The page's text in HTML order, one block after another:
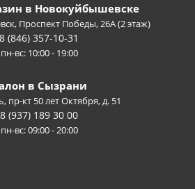
в Новокуйбышевске
Проспект Победы, 26А (2 этаж)
8 (846) 357-10-31
пн-вс: 10:00 - 19:00
в Сызрани
пр-кт 50 лет Октября, д. 51
8 (937) 189 30 00
пн-вс: 09:00 - 20:00